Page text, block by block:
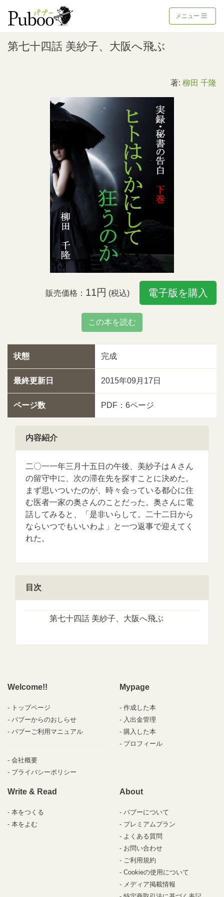
メニュー
第七十四話 美紗子、大阪へ飛ぶ
著: 柳田 千隆
販売価格： 11円 (税込) 電子版を購入
この本を読む
状態 完成
最終更新日 2015年09月17日
ページ数 PDF：6ページ
内容紹介
二〇一一年三月十五日の午後、美紗子はＡさん
の留守中に、次の滞在先を探すことに決めた。
まず思いついたのが、時々会っている都心に住
む医者一家の奥さんのことだった。奥さんに電
話してみると、「是非いらして。二十二日から
ならいつでもいいわよ」と一つ返事で迎えてく
れた。
目次
第七十四話 美紗子、大阪へ飛ぶ
Welcome!!
トップページ
パブーからのおしらせ
パブーご利用マニュアル
会社概要
プライバシーポリシー
Mypage
作成した本
入出金管理
購入した本
プロフィール
Write & Read
本をつくる
本をよむ
About
パブーについて
プレミアムプラン
よくある質問
お問い合わせ
ご利用規約
Cookieの使用について
メディア掲載情報